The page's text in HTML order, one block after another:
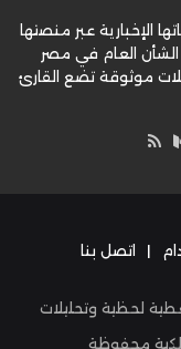
الإخبارية عبر منصتها
الشأن العام في مصر
موثوقة تضع القارئ
وسط
| اتصل بنا
لحظية وتحليلات
محفوظة